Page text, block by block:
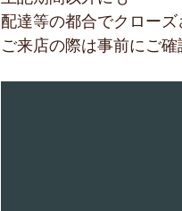
配達等の都合でクロー
ご来店の際は事前にご確